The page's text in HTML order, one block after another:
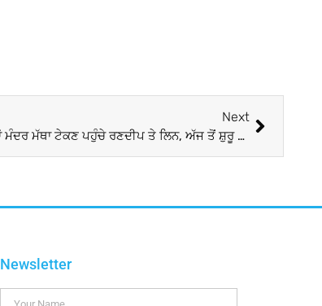
Next
Randeep Hooda Wedding: ਵਿਆਹ ਤੋਂ ਪਹਿਲਾਂ ਮੰਦਰ ਮੱਥਾ ਟੇਕਣ ਪਹੁੰਚੇ ਰਣਦੀਪ ਤੇ ਲਿਨ, ਅੱਜ ਤੋਂ ਸ਼ੁਰੂ ਹੋਵੇਗਾ Wedding Function
Newsletter